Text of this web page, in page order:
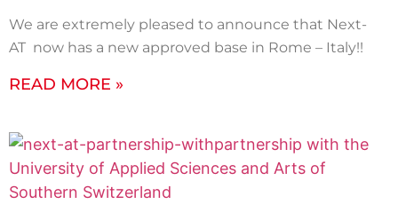
We are extremely pleased to announce that Next-
AT now has a new approved base in Rome – Italy!!
READ MORE »